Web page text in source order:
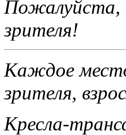
Пожалуйста,
зрителя!
Каждое
зрителя,
Кресла-